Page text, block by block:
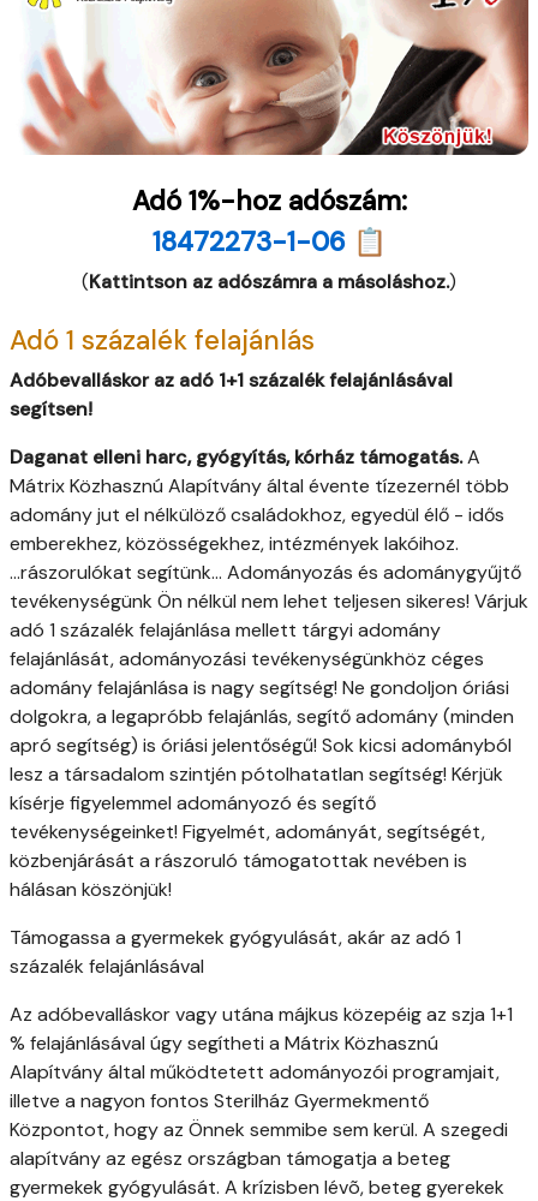
Adó 1%-hoz adószám:
18472273-1-06 📋
(Kattintson az adószámra a másoláshoz.)
Adó 1 százalék felajánlás
Adóbevalláskor az adó 1+1 százalék felajánlásával
segítsen!
Daganat elleni harc, gyógyítás, kórház támogatás.A
Mátrix Közhasznú Alapítvány által évente tízezernél több
adomány jut el nélkülöző családokhoz, egyedül élő - idős
emberekhez, közösségekhez, intézmények lakóihoz.
...rászorulókat segítünk... Adományozás és adománygyűjtő
tevékenységünk Ön nélkül nem lehet teljesen sikeres! Várjuk
adó 1 százalék felajánlása mellett tárgyi adomány
felajánlását, adományozási tevékenységünkhöz céges
adomány felajánlása is nagy segítség! Ne gondoljon óriási
dolgokra, a legapróbb felajánlás, segítő adomány (minden
apró segítség) is óriási jelentőségű! Sok kicsi adományból
lesz a társadalom szintjén pótolhatatlan segítség! Kérjük
kísérje figyelemmel adományozó és segítő
tevékenységeinket! Figyelmét, adományát, segítségét,
közbenjárását a rászoruló támogatottak nevében is
hálásan köszönjük!
Támogassa a gyermekek gyógyulását, akár az adó 1
százalék felajánlásával
Az adóbevalláskor vagy utána májkus közepéig az szja 1+1
% felajánlásával úgy segítheti a Mátrix Közhasznú
Alapítvány által működtetett adományozói programjait,
illetve a nagyon fontos Sterilház Gyermekmentő
Központot, hogy az Önnek semmibe sem kerül. A szegedi
alapítvány az egész országban támogatja a beteg
gyermekek gyógyulását. A krízisben lévõ, beteg gyerekek